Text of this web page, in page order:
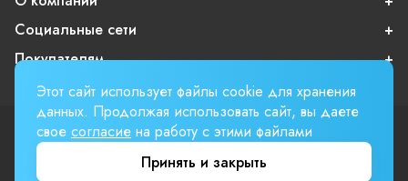
Социальные сети
Покупателям
Пользовательское соглашение
Публичная оферта
Вверх страницы
Этот сайт использует файлы cookie для хранения
данных. Продолжая использовать сайт, вы даете
свое согласие на работу с этими файлами
Принять и закрыть